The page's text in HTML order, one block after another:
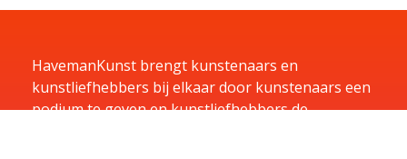
HavemanKunst brengt kunstenaars en
kunstliefhebbers bij elkaar door kunstenaars een
podium te geven en kunstliefhebbers de